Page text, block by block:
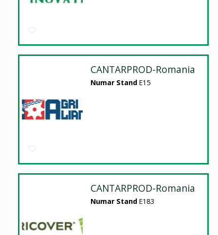
CANTARPROD-Romania
Numar Stand E15
CANTARPROD-Romania
Numar Stand E183